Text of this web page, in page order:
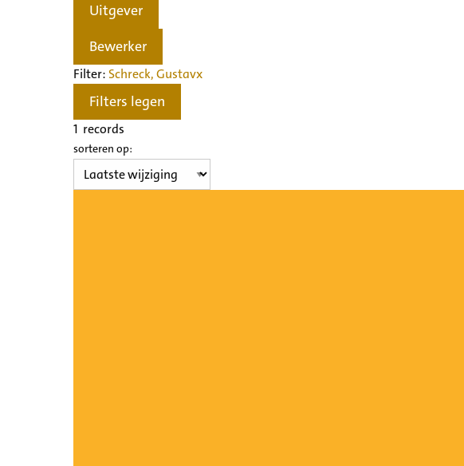
Uitgever
Bewerker
Filter: Schreck, Gustavx
Filters legen
1 records
sorteren op: